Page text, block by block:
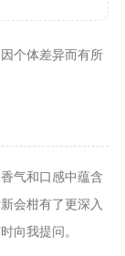
个体差异而有所
气和口感中蕴含
会柑有了更深入
向我提问。